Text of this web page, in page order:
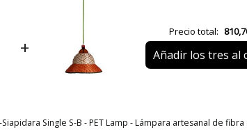
+
Precio total:
Añadir los tres al
Single S-B - PET Lamp - Lámpara artesanal de fibra